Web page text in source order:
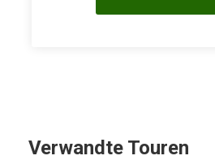
Verwandte Touren